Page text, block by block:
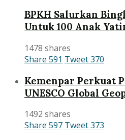
BPKH Salurkan
Untuk 100 Anak
1478 shares
Share 591 Tweet370
Kemenpar Perkuat
UNESCO Global
1492 shares
Share 597 Tweet373